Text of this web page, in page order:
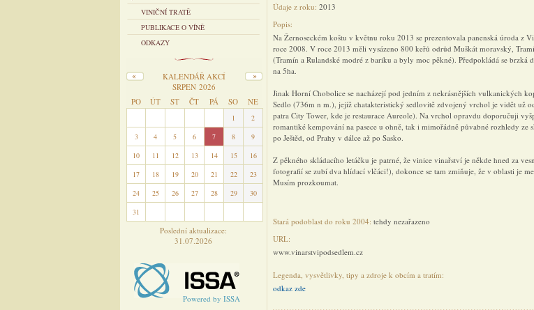
VINIČNÍ TRATĚ
PUBLIKACE O VÍNĚ
ODKAZY
KALENDÁŘ AKCÍ
SRPEN 2026
PO
ÚT ST ČT PÁ SO NE
1
2
3
4 5 6 7 8
9
10
11 12 13 14 15
16
17
18 19 20 21 22
23
24
25 26 27 28 29
30
31
Poslední aktualizace:
31.07.2026
Powered by ISSA
Údaje z roku: 2013
Popis:
Na Žernoseckém koštu v květnu roku 2013 se prezentovala panenská úroda z
roce 2008. V roce 2013 měli vysázeno 800 keřů odrůd Muškát moravský,
(Tramín a Rulandské modré z bariku a byly moc pěkné). Předpokládá se brzká
na 5ha.
Jinak Horní Chobolice se nacházejí pod jedním z nekrásnějších vulkanických
Sedlo (736m n m.), jejíž chatakteristický sedlovitě zdvojený vrchol je vidět už
patra City Tower, kde je restaurace Aureole). Na vrchol opravdu doporučuji
romantiké kempování na pasece u ohně, tak i mimořádně půvabné rozhledy
po Ještěd, od Prahy v dálce až po Sasko.
Z pěkného skládacího letáčku je patrné, že vinice vinařství je někde hned za
fotografií se zubí dva hlídací vlčáci!), dokonce se tam zmiňuje, že v oblasti je
Musím prozkoumat.
Stará podoblast do roku 2004: tehdy nezařazeno
URL:
www.vinarstvipodsedlem.cz
Legenda, vysvětlivky, tipy a zdroje k obcím a tratím:
odkaz zde